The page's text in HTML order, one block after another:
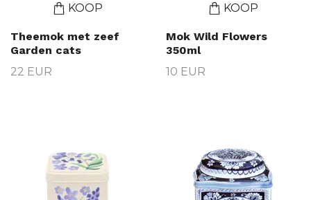
KOOP
Theemok met zeef
Garden cats
22 EUR
KOOP
Mok Wild Flowers
350ml
10 EUR